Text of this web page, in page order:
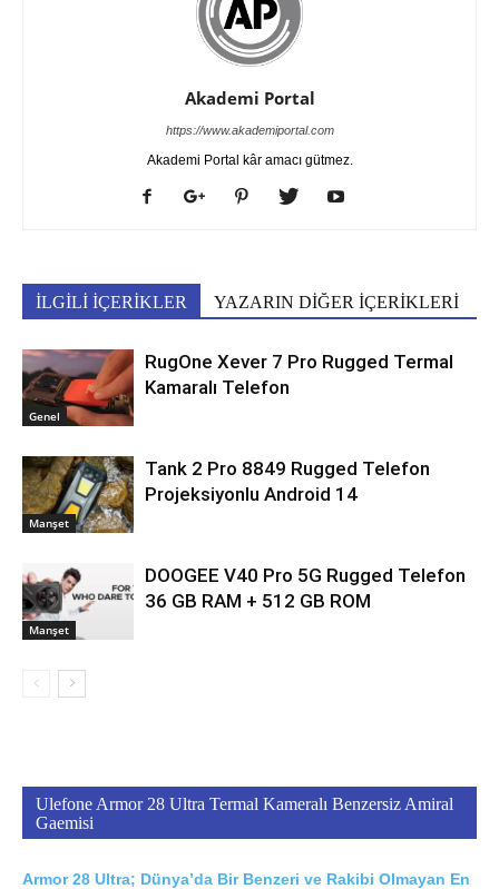
Akademi Portal
https://www.akademiportal.com
Akademi Portal kâr amacı gütmez.
İLGİLİ İÇERİKLER YAZARIN DİĞER İÇERİKLERİ
Genel
RugOne Xever 7 Pro Rugged Termal
Kamaralı Telefon
Manşet
Tank 2 Pro 8849 Rugged Telefon
Projeksiyonlu Android 14
Manşet
DOOGEE V40 Pro 5G Rugged Telefon
36 GB RAM + 512 GB ROM
Ulefone Armor 28 Ultra Termal Kameralı Benzersiz Amiral
Gaemisi
Armor 28 Ultra; Dünya’da Bir Benzeri ve Rakibi Olmayan En